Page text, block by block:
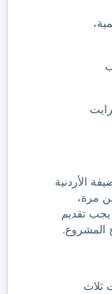
الأردنية
مرة،
يجب تقديم
المشروع.
ثلاث